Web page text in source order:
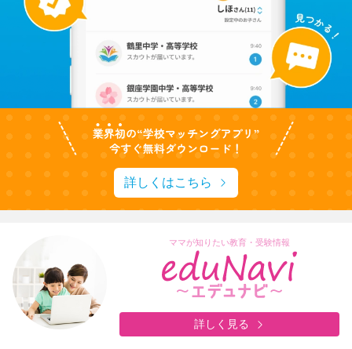
詳しくはこちら
ママが知りたい教育・受験情報
詳しく見る